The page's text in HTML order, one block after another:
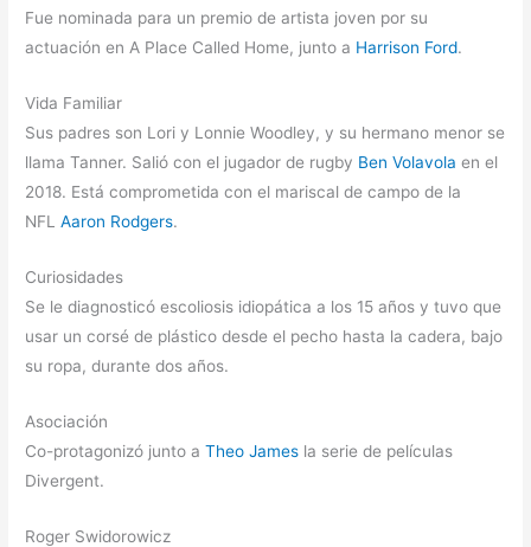
Fue nominada para un premio de artista joven por su
actuación en A Place Called Home, junto a Harrison Ford.
Vida Familiar
Sus padres son Lori y Lonnie Woodley, y su hermano menor se
llama Tanner. Salió con el jugador de rugby Ben Volavola en el
2018. Está comprometida con el mariscal de campo de la
NFLAaron Rodgers.
Curiosidades
Se le diagnosticó escoliosis idiopática a los 15 años y tuvo que
usar un corsé de plástico desde el pecho hasta la cadera, bajo
su ropa, durante dos años.
Asociación
Co-protagonizó junto aTheo James la serie de películas
Divergent.
Roger Swidorowicz